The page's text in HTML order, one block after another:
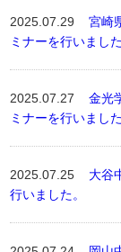
2025.07.29宮崎
ミナーを行いました
2025.07.27金光
ミナーを行いました
2025.07.25 大谷
行いました。